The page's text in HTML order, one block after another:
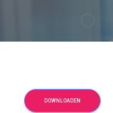
DOWNLOADEN